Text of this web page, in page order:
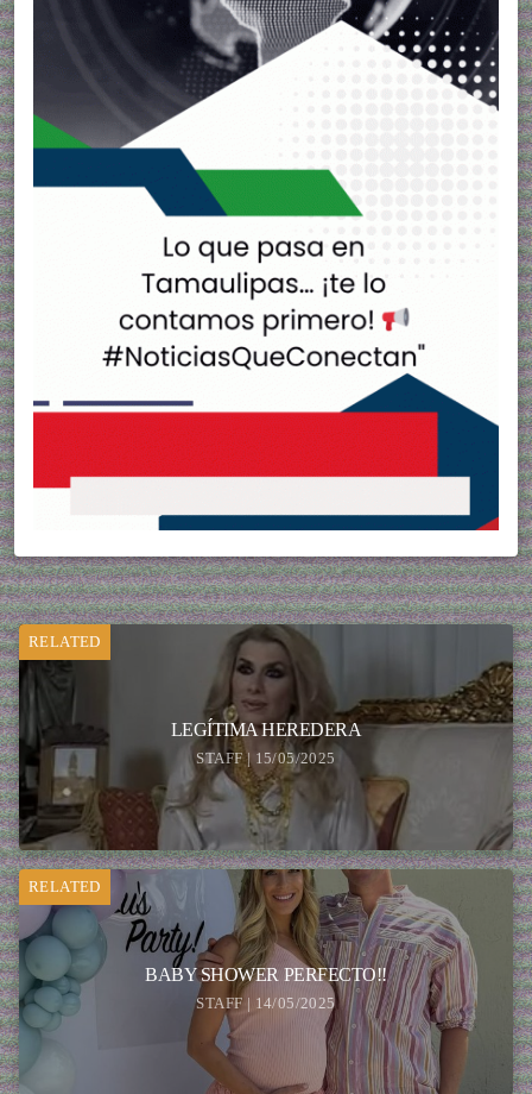
RELATED
LEGÍTIMA HEREDERA
STAFF | 15/05/2025
RELATED
BABY SHOWER PERFECTO!!
STAFF | 14/05/2025